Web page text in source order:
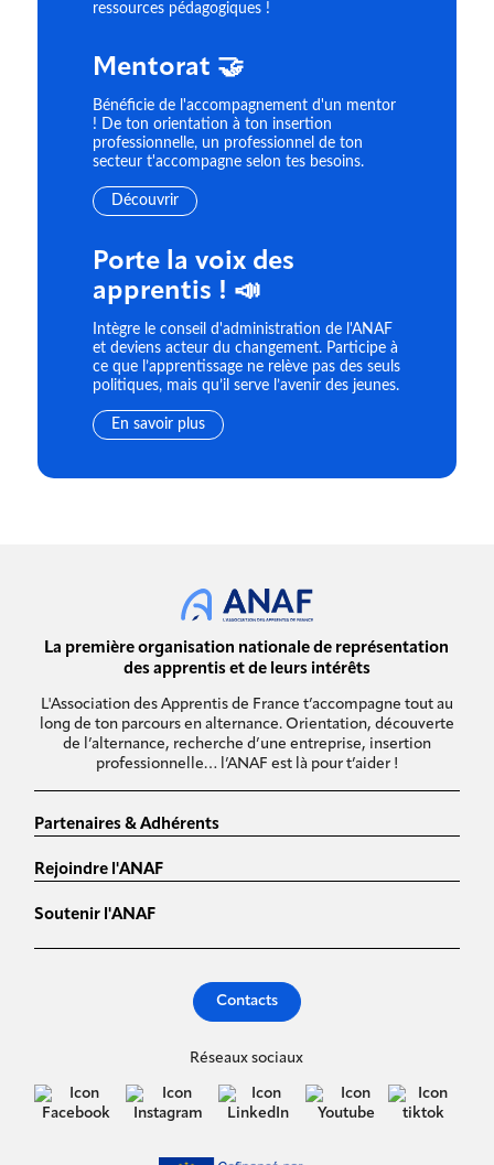
ressources pédagogiques !
Mentorat 🤝
Bénéficie de l'accompagnement d'un mentor
! De ton orientation à ton insertion
professionnelle, un professionnel de ton
secteur t'accompagne selon tes besoins.
Découvrir
Porte la voix des
apprentis ! 📣
Intègre le conseil d'administration de l'ANAF
et deviens acteur du changement. Participe à
ce que l’apprentissage ne relève pas des seuls
politiques, mais qu’il serve l’avenir des jeunes.
En savoir plus
La première organisation nationale de représentation
des apprentis et de leurs intérêts
L'Association des Apprentis de France t’accompagne tout au
long de ton parcours en alternance. Orientation, découverte
de l’alternance, recherche d’une entreprise, insertion
professionnelle… l’ANAF est là pour t’aider !
Partenaires & Adhérents
Rejoindre l'ANAF
Soutenir l'ANAF
Contacts
Réseaux sociaux